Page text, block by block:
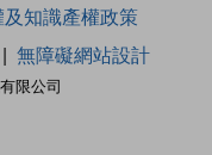
限公司
及知識產權政策
無障礙網站設計